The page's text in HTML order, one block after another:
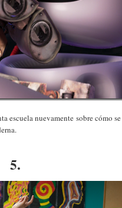
escuela nuevamente sobre cómo
5.